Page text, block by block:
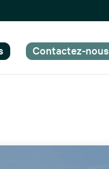
Contactez-nous